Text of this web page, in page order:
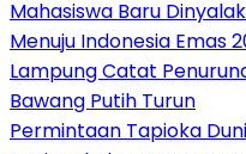
Mahasiswa Baru
Menuju Indonesia Emas
Lampung Catat
Bawang Putih Turun
Permintaan Tapioka